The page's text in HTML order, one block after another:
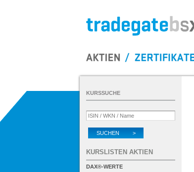
KURSSUCHE
SUCHEN >
KURSLISTEN AKTIEN
DAX®-WERTE